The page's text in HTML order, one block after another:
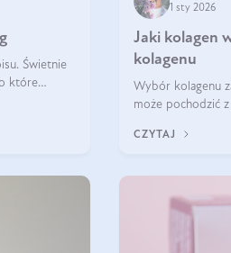
Świetnie
które
1 sty 2026
Jaki kolagen
kolagenu
Wybór kolagenu
może pochodzić
sprawdza się
CZYTAJ